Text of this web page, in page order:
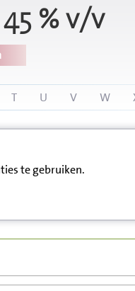
% v/v
T U V W
te gebruiken.